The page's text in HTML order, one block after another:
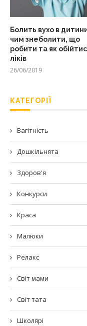
Болить вухо в
чим знеболити, що
робити та як
ліків
26/06/2019
КАТЕГОРІЇ
Вагітність
Дошкільнята
Здоров'я
Конкурси
Краса
Малюки
Релакс
Світ мами
Світ тата
Школярі